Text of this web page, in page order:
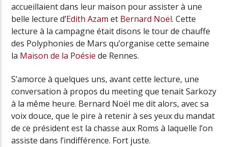
accueillaient dans leur maison pour assister à une
belle lecture d’Edith Azam et Bernard Noël. Cette
lecture à la campagne était disons le tour de chauffe
des Polyphonies de Mars qu’organise cette semaine
la Maison de la Poésie de Rennes.
S’amorce à quelques uns, avant cette lecture, une
conversation à propos du meeting que tenait Sarkozy
à la même heure. Bernard Noël me dit alors, avec sa
voix douce, que le pire à retenir à ses yeux du mandat
de ce président est la chasse aux Roms à laquelle l’on
assiste dans l’indifférence. Fort juste.